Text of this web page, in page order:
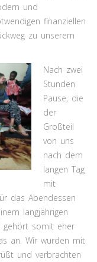
und
finanziellen
zu unserem
Nach zwei
Stunden
Pause, die
der
Großteil
von uns
nach dem
langen Tag
mit
das Abendessen
langjährigen
gehört somit eher
an. Wir wurden mit
und verbrachten